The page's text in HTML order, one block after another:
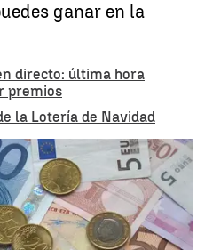
ganar en la
directo: última hora
premios
la Lotería de Navidad